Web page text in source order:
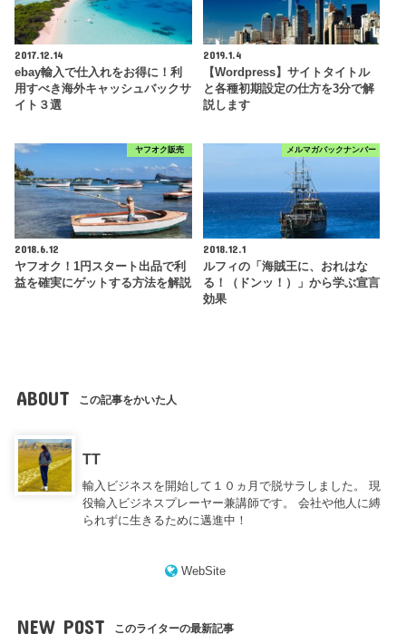
2017.12.14
ebay輸入で仕入れをお得に！利
用すべき海外キャッシュバックサ
イト３選
2019.1.4
【Wordpress】サイトタイトル
と各種初期設定の仕方を3分で解
説します
ヤフオク販売
2018.6.12
ヤフオク！1円スタート出品で利
益を確実にゲットする方法を解説
メルマガバックナンバー
2018.12.1
ルフィの「海賊王に、おれはな
る！（ドンッ！）」から学ぶ宣言
効果
ABOUT この記事をかいた人
TT
輸入ビジネスを開始して１０ヵ月で脱サラしました。 現
役輸入ビジネスプレーヤー兼講師です。 会社や他人に縛
られずに生きるために邁進中！
WebSite
NEW POST このライターの最新記事